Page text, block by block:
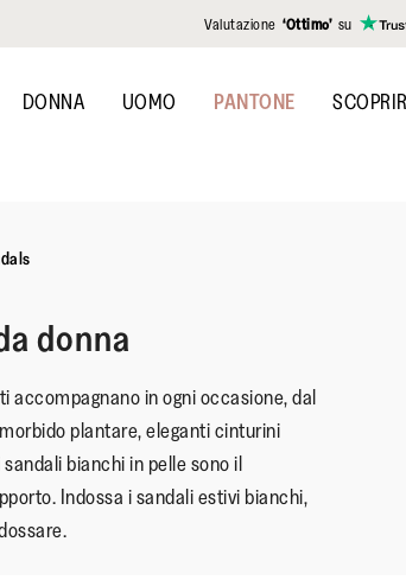
Valutazione ‘Ottimo’ su
DONNA UOMO PANTONE
donna
accompagnano in ogni occasione, dal
plantare, eleganti cinturini
bianchi in pelle sono il
Indossa i sandali estivi bianchi,